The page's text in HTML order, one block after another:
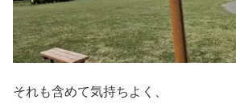
それも含めて気持ちよく、